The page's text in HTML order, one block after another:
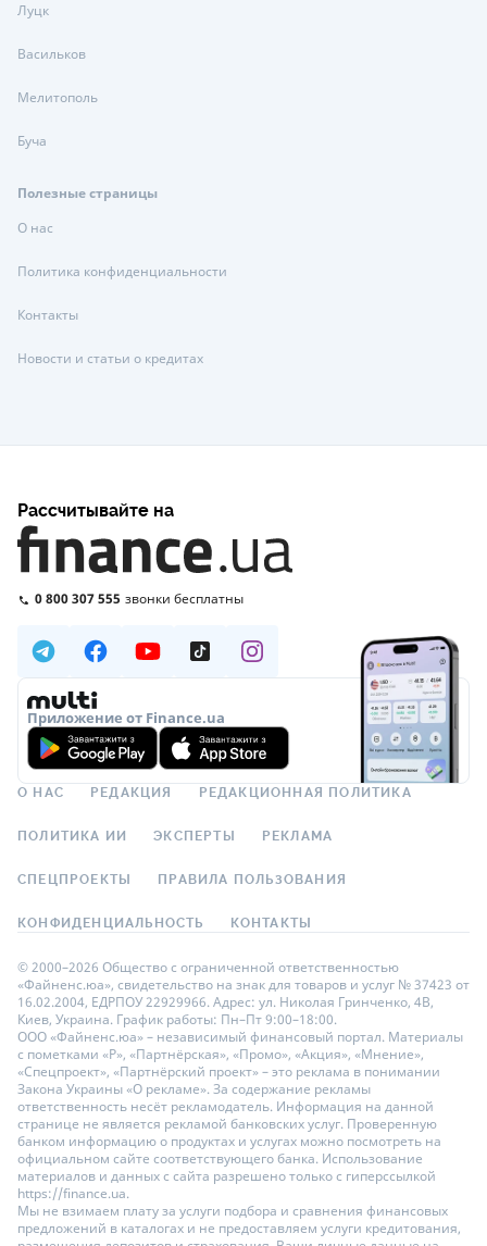
Луцк
Васильков
Мелитополь
Буча
Полезные страницы
О нас
Политика конфиденциальности
Контакты
Новости и статьи о кредитах
Рассчитывайте на
0 800 307 555 звонки бесплатны
Приложение от Finance.ua
О НАС РЕДАКЦИЯ РЕДАКЦИОННАЯ ПОЛИТИКА
ПОЛИТИКА ИИ ЭКСПЕРТЫ РЕКЛАМА
СПЕЦПРОЕКТЫ ПРАВИЛА ПОЛЬЗОВАНИЯ
КОНФИДЕНЦИАЛЬНОСТЬ КОНТАКТЫ
© 2000–2026 Общество с ограниченной ответственностью
«Файненс.юа», свидетельство на знак для товаров и услуг № 37423 от
16.02.2004, ЕДРПОУ 22929966. Адрес: ул. Николая Гринченко, 4В,
Киев, Украина. График работы: Пн–Пт 9:00–18:00.
ООО «Файненс.юа» – независимый финансовый портал. Материалы
с пометками «Р», «Партнёрская», «Промо», «Акция», «Мнение»,
«Спецпроект», «Партнёрский проект» – это реклама в понимании
Закона Украины «О рекламе». За содержание рекламы
ответственность несёт рекламодатель. Информация на данной
странице не является рекламой банковских услуг. Проверенную
банком информацию о продуктах и услугах можно посмотреть на
официальном сайте соответствующего банка. Использование
материалов и данных с сайта разрешено только с гиперссылкой
https://finance.ua.
Мы не взимаем плату за услуги подбора и сравнения финансовых
предложений в каталогах и не предоставляем услуги кредитования,